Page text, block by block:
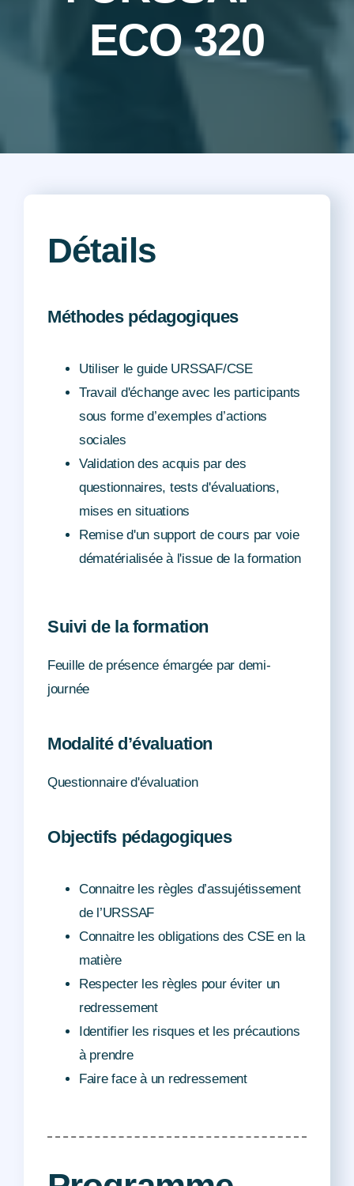
Coup de cœur associatif et services utiles
ECO 320
Détails
Méthodes pédagogiques
Utiliser le guide URSSAF/CSE
Travail d'échange avec les participants
sous forme d’exemples d’actions
sociales
Validation des acquis par des
questionnaires, tests d'évaluations,
mises en situations
Remise d'un support de cours par voie
dématérialisée à l'issue de la formation
Suivi de la formation
Feuille de présence émargée par demi-
journée
Modalité d’évaluation
Questionnaire d'évaluation
Objectifs pédagogiques
Connaitre les règles d’assujétissement
de l’URSSAF
Connaitre les obligations des CSE en la
matière
Respecter les règles pour éviter un
redressement
Identifier les risques et les précautions
à prendre
Faire face à un redressement